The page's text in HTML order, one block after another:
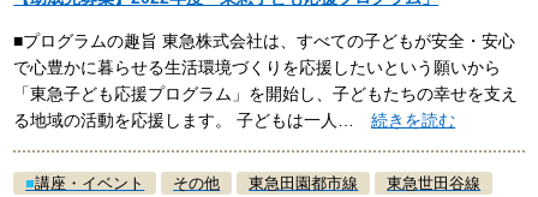
■プログラムの趣旨 東急株式会社は、すべての子どもが安全・安心
で心豊かに暮らせる生活環境づくりを応援したいという願いから
「東急子ども応援プログラム」を開始し、子どもたちの幸せを支え
る地域の活動を応援します。 子どもは一人…続きを読む
■講座・イベント その他 東急田園都市線 東急世田谷線